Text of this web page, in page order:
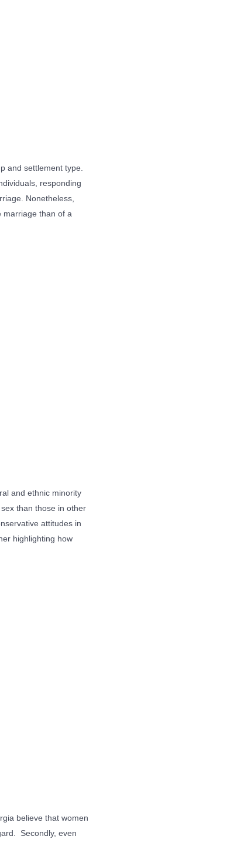
and settlement type.
responding
Nonetheless,
marriage than of a
and ethnic minority
than those in other
attitudes in
highlighting how
believe that women
Secondly, even